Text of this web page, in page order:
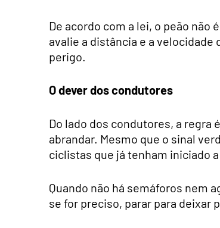
De acordo com a lei, o peão não
avalie a distância e a
perigo.
O dever dos condutores
Do lado dos condutores, a regra
abrandar. Mesmo que o sinal
ciclistas que já tenham iniciado a
Quando não há semáforos nem
se for preciso, parar para deixar